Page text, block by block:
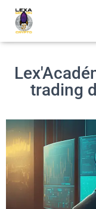
trading